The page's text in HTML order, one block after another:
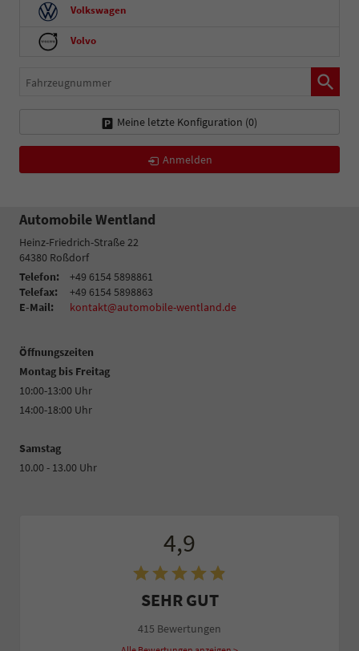
Volkswagen
Volvo
Fahrzeugnummer
Meine letzte Konfiguration (0)
Anmelden
Automobile Wentland
Heinz-Friedrich-Straße 22
64380 Roßdorf
Telefon:
+49 6154 5898861
Telefax:
+49 6154 5898863
E-Mail:
kontakt@automobile-wentland.de
Öffnungszeiten
Montag bis Freitag
10:00-13:00 Uhr
14:00-18:00 Uhr
Samstag
10.00 - 13.00 Uhr
4,9
SEHR GUT
415 Bewertungen